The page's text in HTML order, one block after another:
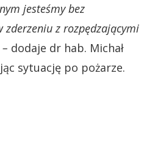
jesteśmy bez
zderzeniu z rozpędzającymi
dodaje dr hab. Michał
sytuację po pożarze.